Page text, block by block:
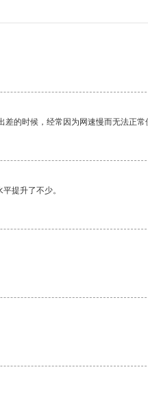
的时候，经常因为网速慢而无法正常
提升了不少。